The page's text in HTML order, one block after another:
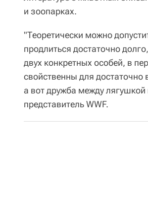
и зоопарках.
"Теоретически можно
продлиться достаточно
двух конкретных особей, в
свойственны для
а вот дружба между
представитель WWF.